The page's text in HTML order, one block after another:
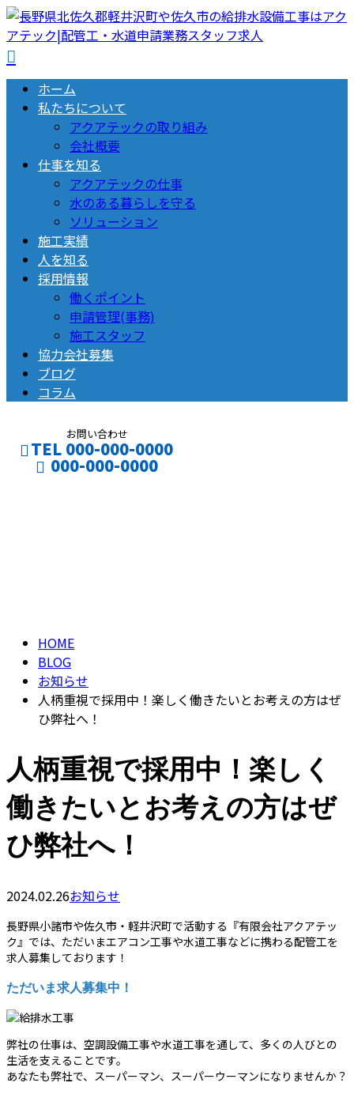
ホーム
私たちについて
アクアテックの取り組み
会社概要
仕事を知る
アクアテックの仕事
水のある暮らしを守る
ソリューション
施工実績
人を知る
採用情報
働くポイント
申請管理(事務)
施工スタッフ
協力会社募集
ブログ
コラム
お問い合わせ
TEL 000-000-0000
000-000-0000
HOME
BLOG
お知らせ
人柄重視で採用中！楽しく働きたいとお考えの方はぜ
ひ弊社へ！
人柄重視で採用中！楽しく
働きたいとお考えの方はぜ
ひ弊社へ！
2024.02.26お知らせ
長野県小諸市や佐久市・軽井沢町で活動する『有限会社アクアテッ
ク』では、ただいまエアコン工事や水道工事などに携わる配管工を
求人募集しております！
ただいま求人募集中！
弊社の仕事は、空調設備工事や水道工事を通して、多くの人びとの
生活を支えることです。
あなたも弊社で、スーパーマン、スーパーウーマンになりませんか？